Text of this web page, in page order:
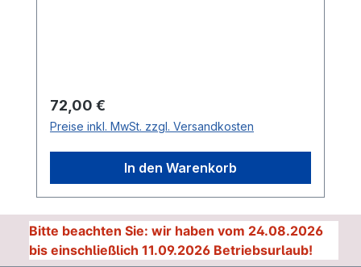
hochglanzverchromt - ohne Spannband
Regulärer Preis:
72,00 €
Preise inkl. MwSt. zzgl. Versandkosten
In den Warenkorb
Bitte beachten Sie: wir haben vom 24.08.2026
bis einschließlich 11.09.2026 Betriebsurlaub!